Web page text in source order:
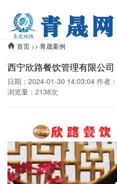
首页 >> 青晟案例
西宁欣路餐饮管理有限公司
日期：2024-01-30 14:03:04 作者：
浏览量：2138次